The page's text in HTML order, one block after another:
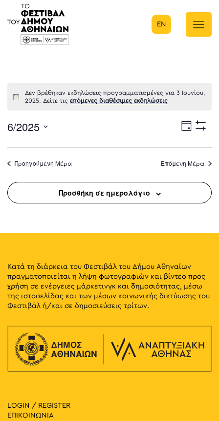
Κύρια πλοήγηση
EN
Δεν βρέθηκαν εκδηλώσεις προγραμματισμένες για 3 Ιουνίου,
2025. Δείτε τιςεπόμενες διαθέσιμες εκδηλώσεις
Ημέρα
6/2025
date.
Προηγούμενη Μέρα Επόμενη Μέρα
Προσθήκη σε ημερολόγιο
Κατά τη διάρκεια του Φεστιβάλ του Δήμου Αθηναίων
πραγματοποιείται η λήψη φωτογραφιών και βίντεο προς
χρήση σε ενέργειες μάρκετινγκ και δημοσιότητας, μέσω
της ιστοσελίδας και των μέσων κοινωνικής δικτύωσης του
Φεστιβάλ ή/και σε δημοσιεύσεις τρίτων.
LOGIN / REGISTER
ΕΠΙΚΟΙΝΩΝΙΑ